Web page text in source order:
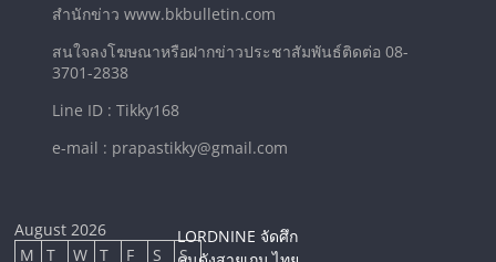
สำนักข่าว www.bkbulletin.com
สนใจลงโฆษณาหรือฝากข่าวประชาสัมพันธ์ติดต่อ 08-
3701-2838
Line ID : Tikky168
e-mail : prapastikky@gmail.com
August 2026
M
T W T F S
S
LORDNINE จัดศึก